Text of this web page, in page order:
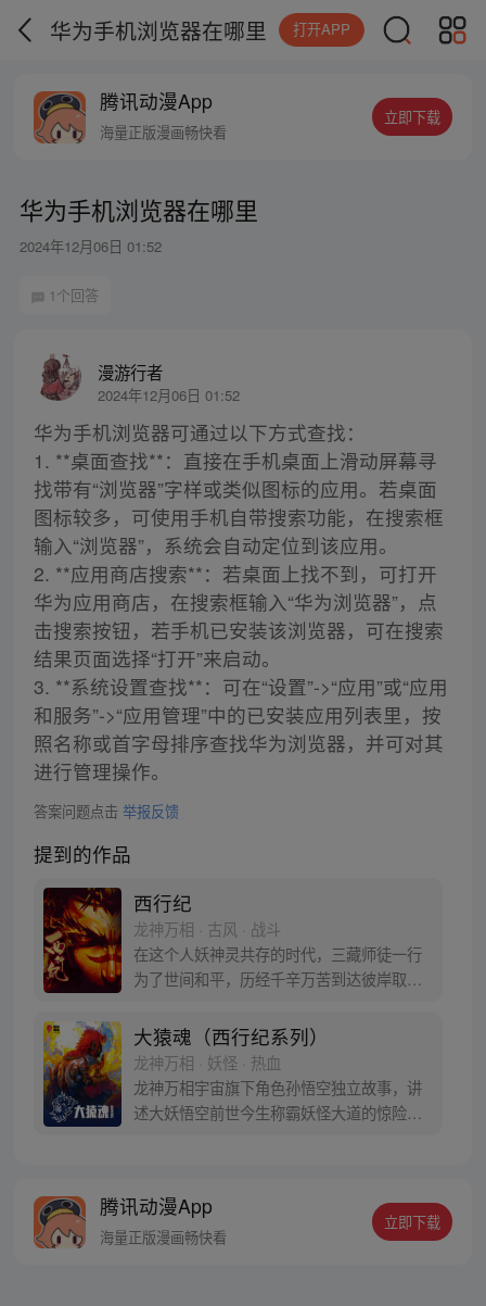
华为手机浏览器在哪里 打开APP
腾讯动漫App
海量正版漫画畅快看
立即下载
华为手机浏览器在哪里
2024年12月06日 01:52
1个回答
漫游行者
2024年12月06日 01:52
华为手机浏览器可通过以下方式查找：
1. **桌面查找**：直接在手机桌面上滑动屏幕寻
找带有“浏览器”字样或类似图标的应用。若桌面
图标较多，可使用手机自带搜索功能，在搜索框
输入“浏览器”，系统会自动定位到该应用。
2. **应用商店搜索**：若桌面上找不到，可打开
华为应用商店，在搜索框输入“华为浏览器”，点
击搜索按钮，若手机已安装该浏览器，可在搜索
结果页面选择“打开”来启动。
3. **系统设置查找**：可在“设置”->“应用”或“应用
和服务”->“应用管理”中的已安装应用列表里，按
照名称或首字母排序查找华为浏览器，并可对其
进行管理操作。
答案问题点击 举报反馈
提到的作品
西行纪
龙神万相 · 古风 · 战斗
在这个人妖神灵共存的时代，三藏师徒一行
为了世间和平，历经千辛万苦到达彼岸取
变得美好….随着阴谋慢慢揭露，暗魂四起,
为了让“永恒之火”重新归位，小狼妖白狼不
辞万难，找到唐三藏大法师，和他一起重新
寻回徒弟们，组成全新“西行小队”，再度踏
上西行之旅……
大猿魂（西行纪系列）
龙神万相 · 妖怪 · 热血
龙神万相宇宙旗下角色孙悟空独立故事，讲
述大妖悟空前世今生称霸妖怪大道的惊险历
人…六十年后，他再次破石而出，背负着守
护族人的希望和信念打败了妖怪大道的霸
腾讯动漫App
海量正版漫画畅快看
立即下载